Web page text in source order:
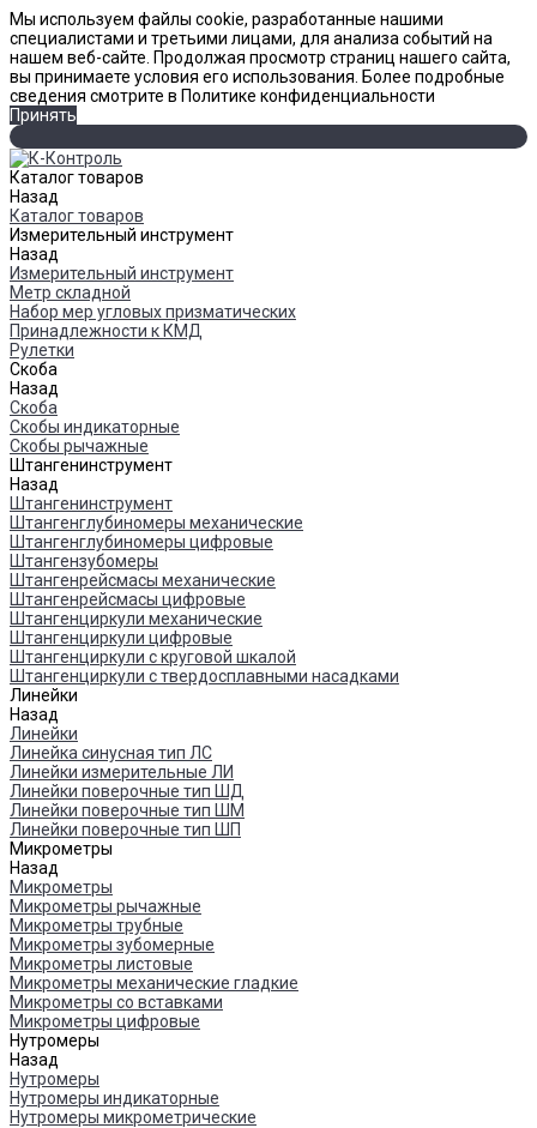
Мы используем файлы cookie, разработанные нашими
специалистами и третьими лицами, для анализа событий на
нашем веб-сайте. Продолжая просмотр страниц нашего сайта,
вы принимаете условия его использования. Более подробные
сведения смотрите в Политике конфиденциальности
Принять
Каталог товаров
Назад
Каталог товаров
Измерительный инструмент
Назад
Измерительный инструмент
Метр складной
Набор мер угловых призматических
Принадлежности к КМД
Рулетки
Скоба
Назад
Скоба
Скобы индикаторные
Скобы рычажные
Штангенинструмент
Назад
Штангенинструмент
Штангенглубиномеры механические
Штангенглубиномеры цифровые
Штангензубомеры
Штангенрейсмасы механические
Штангенрейсмасы цифровые
Штангенциркули механические
Штангенциркули цифровые
Штангенциркули с круговой шкалой
Штангенциркули с твердосплавными насадками
Линейки
Назад
Линейки
Линейка синусная тип ЛС
Линейки измерительные ЛИ
Линейки поверочные тип ШД
Линейки поверочные тип ШМ
Линейки поверочные тип ШП
Микрометры
Назад
Микрометры
Микрометры рычажные
Микрометры трубные
Микрометры зубомерные
Микрометры листовые
Микрометры механические гладкие
Микрометры со вставками
Микрометры цифровые
Нутромеры
Назад
Нутромеры
Нутромеры индикаторные
Нутромеры микрометрические